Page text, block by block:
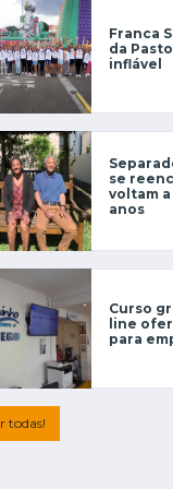
Franca
da
inflável
se
voltam
anos
Curso
line
para
todas!